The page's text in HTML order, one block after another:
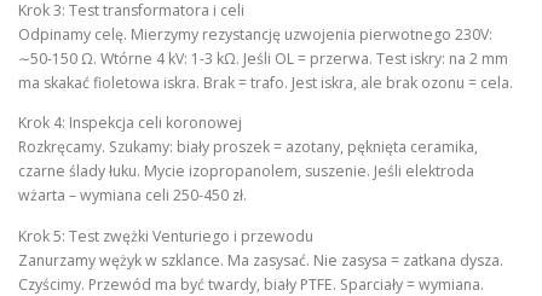
Krok 3: Test transformatora i celi
Odpinamy celę. Mierzymy rezystancję uzwojenia pierwotnego 230V:
∼50-150 Ω. Wtórne 4 kV: 1-3 kΩ. Jeśli OL = przerwa. Test iskry: na 2 mm
ma skakać fioletowa iskra. Brak = trafo. Jest iskra, ale brak ozonu = cela.
Krok 4: Inspekcja celi koronowej
Rozkręcamy. Szukamy: biały proszek = azotany, pęknięta ceramika,
czarne ślady łuku. Mycie izopropanolem, suszenie. Jeśli elektroda
wżarta – wymiana celi 250-450 zł.
Krok 5: Test zwężki Venturiego i przewodu
Zanurzamy wężyk w szklance. Ma zasysać. Nie zasysa = zatkana dysza.
Czyścimy. Przewód ma być twardy, biały PTFE. Sparciały = wymiana.